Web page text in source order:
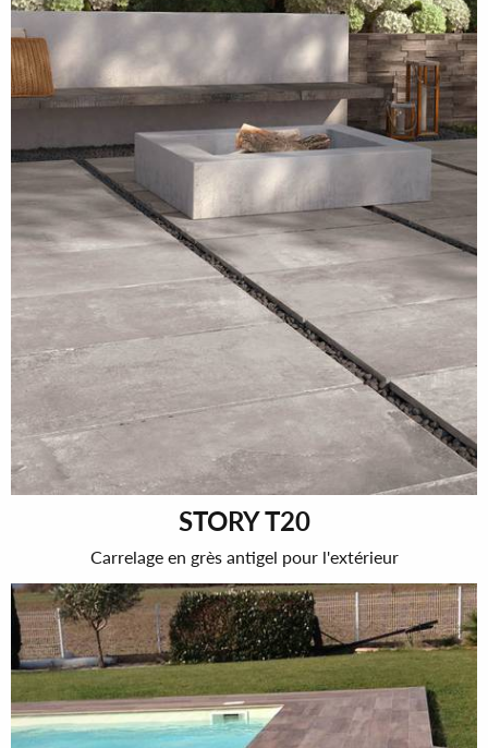
STORY T20
Carrelage en grès antigel pour l'extérieur